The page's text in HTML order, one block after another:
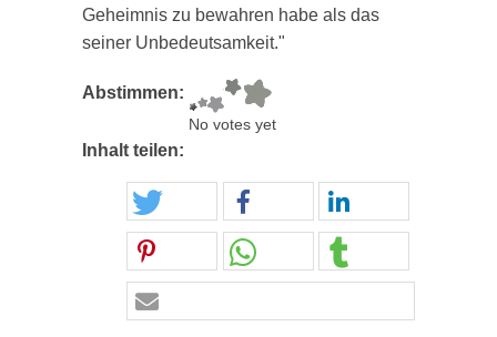
Geheimnis zu bewahren habe als das
seiner Unbedeutsamkeit."
Abstimmen:
No votes yet
Inhalt teilen: